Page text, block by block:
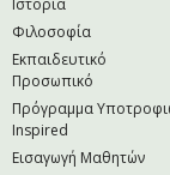
Ιστορία
Φιλοσοφία
Εκπαιδευτικό
Προσωπικό
Πρόγραμμα
Inspired
Εισαγωγή Μαθητών